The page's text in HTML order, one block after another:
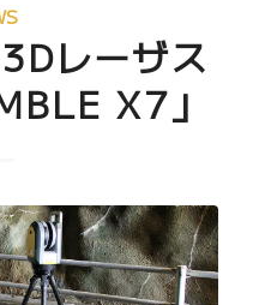
レーザス
X7」